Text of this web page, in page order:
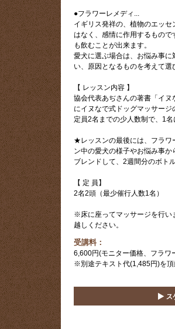
●フラワーレメディ...
イギリス発祥の、植物のエッ
はなく、感情に作用するもの
も飲むことが出来ます。
愛犬に選ぶ場合は、お悩み事
い、原因となるものを考えて選
【 レッスン内容 】
協会代表あぢさんの著書「イ
にイヌなで式ドッグマッサージ
定員2名までの少人数制で、1
★レッスンの最後には、フラワ
ン中の愛犬の様子やお悩み事
ブレンドして、2週間分のボト
【 定 員】
2名2頭（最少催行人数1名）
※床に座ってマッサージを行い
越しください。
受講料：
6,600円(モニター価格、フラワ
※別途テキスト代(1,485円)を頂